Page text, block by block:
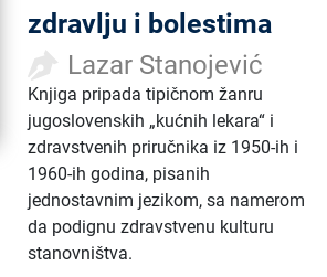
zdravlju i bolestima
Lazar Stanojević
Knjiga pripada tipičnom žanru
jugoslovenskih „kućnih lekara“ i
zdravstvenih priručnika iz 1950-ih i
1960-ih godina, pisanih
jednostavnim jezikom, sa namerom
da podignu zdravstvenu kulturu
stanovništva.